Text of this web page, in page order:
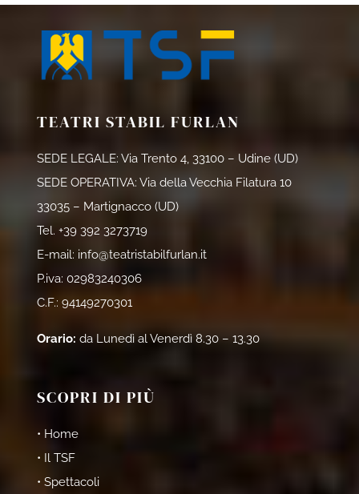
TEATRI STABIL FURLAN
SEDE LEGALE: Via Trento 4, 33100 – Udine (UD)
SEDE OPERATIVA: Via della Vecchia Filatura 10
33035 – Martignacco (UD)
Tel. +39 392 3273719
E-mail: info@teatristabilfurlan.it
P.iva: 02983240306
C.F.: 94149270301
Orario: da Lunedì al Venerdì 8.30 – 13.30
SCOPRI DI PIÙ
• Home
• Il TSF
• Spettacoli